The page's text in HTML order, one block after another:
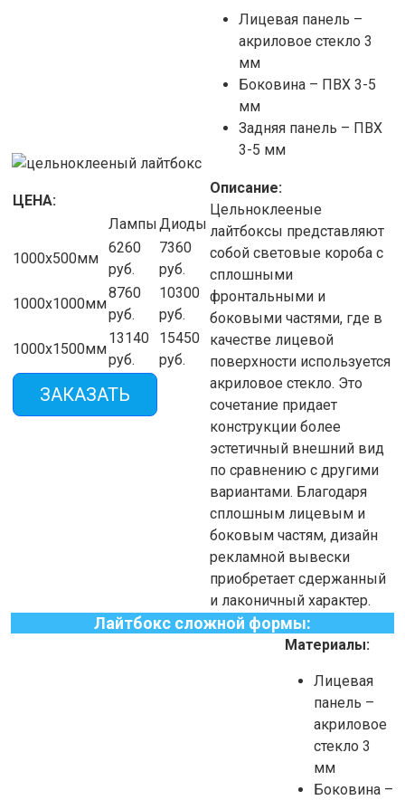
ЦЕНА:
ЛампыДиоды
1000х500мм
6260
руб.
7360
руб.
1000х1000мм
8760
руб.
10300
руб.
1000х1500мм
13140
руб.
15450
руб.
ЗАКАЗАТЬ
Лицевая панель –
акриловое стекло 3
мм
Боковина – ПВХ 3-5
мм
Задняя панель – ПВХ
3-5 мм
Описание:
Цельноклееные
лайтбоксы представляют
собой световые короба с
сплошными
фронтальными и
боковыми частями, где в
качестве лицевой
поверхности используется
акриловое стекло. Это
сочетание придает
конструкции более
эстетичный внешний вид
по сравнению с другими
вариантами. Благодаря
сплошным лицевым и
боковым частям, дизайн
рекламной вывески
приобретает сдержанный
и лаконичный характер.
Лайтбокс сложной формы:
Материалы:
Лицевая
панель –
акриловое
стекло 3
мм
Боковина –